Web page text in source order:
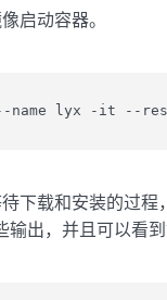
启动容器。
name lyx -it --
下载和安装的过程
输出，并且可以看到